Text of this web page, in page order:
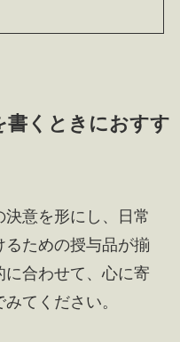
書くときにおすす
意を形にし、日常
ための授与品が揃
に合わせて、心に寄
てください。